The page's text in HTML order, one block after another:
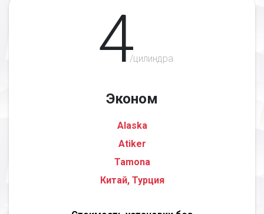
4/цилиндра
Эконом
Alaska
Atiker
Tamona
Китай, Турция